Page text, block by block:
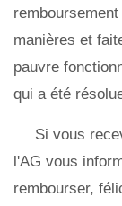
manières et
pauvre
qui a été
Si vous
l'AG vous
rembourser,